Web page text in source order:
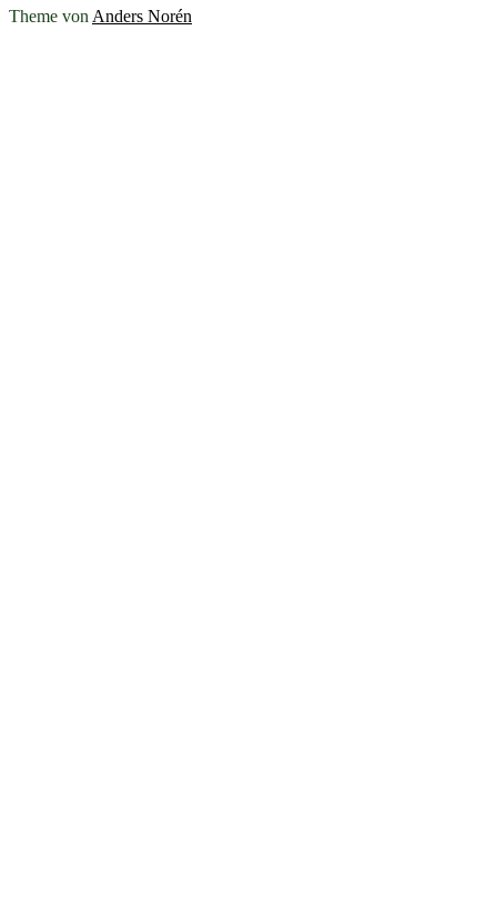
Theme von Anders Norén